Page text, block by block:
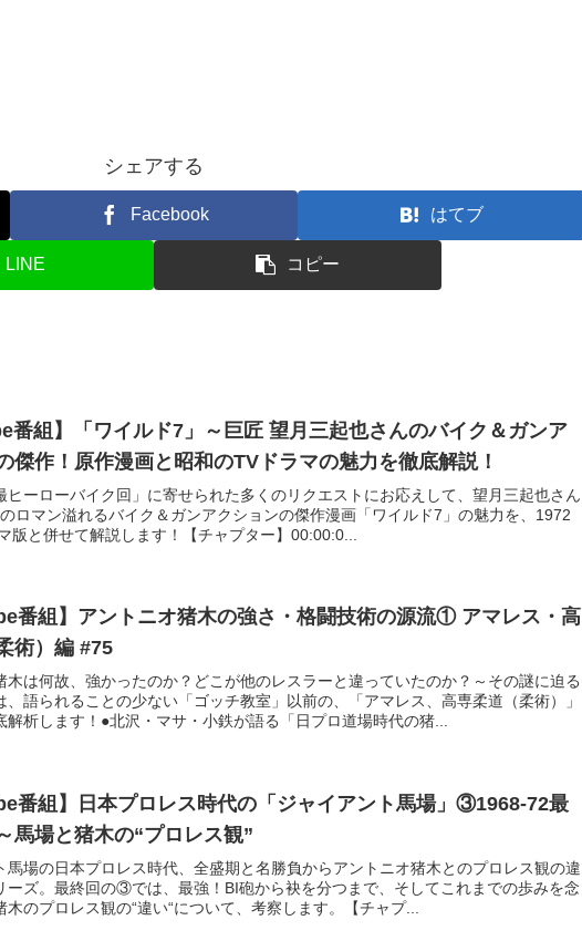
シェアする
Facebook はてブ
LINE コピー
番組】「ワイルド7」～巨匠 望月三起也さんのバイク＆ガンア
傑作！原作漫画と昭和のTVドラマの魅力を徹底解説！
ヒーローバイク回」に寄せられた多くのリクエストにお応えして、望月三起也さん
ロマン溢れるバイク＆ガンアクションの傑作漫画「ワイルド7」の魅力を、1972
版と併せて解説します！【チャプター】00:00:0...
番組】アントニオ猪木の強さ・格闘技術の源流① アマレス・高
術）編 #75
木は何故、強かったのか？どこが他のレスラーと違っていたのか？～その謎に迫る
語られることの少ない「ゴッチ教室」以前の、「アマレス、高専柔道（柔術）」
解析します！●北沢・マサ・小鉄が語る「日プロ道場時代の猪...
番組】日本プロレス時代の「ジャイアント馬場」③1968-72最
馬場と猪木の“プロレス観”
馬場の日本プロレス時代、全盛期と名勝負からアントニオ猪木とのプロレス観の違
ーズ。最終回の③では、最強！BI砲から袂を分つまで、そしてこれまでの歩みを念
木のプロレス観の“違い“について、考察します。【チャプ...